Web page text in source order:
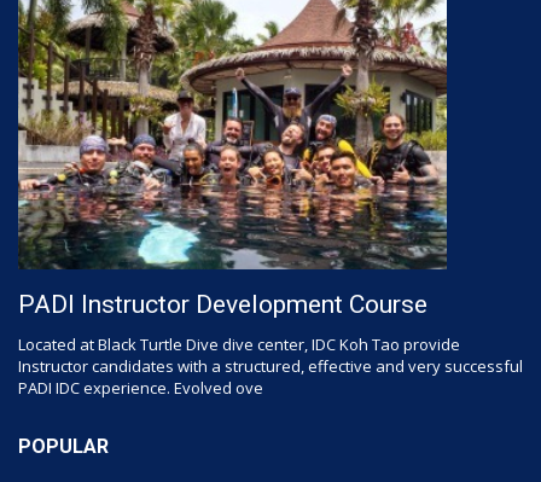
PADI Instructor Development Course
Located at Black Turtle Dive dive center, IDC Koh Tao provide
Instructor candidates with a structured, effective and very successful
PADI IDC experience. Evolved ove
POPULAR